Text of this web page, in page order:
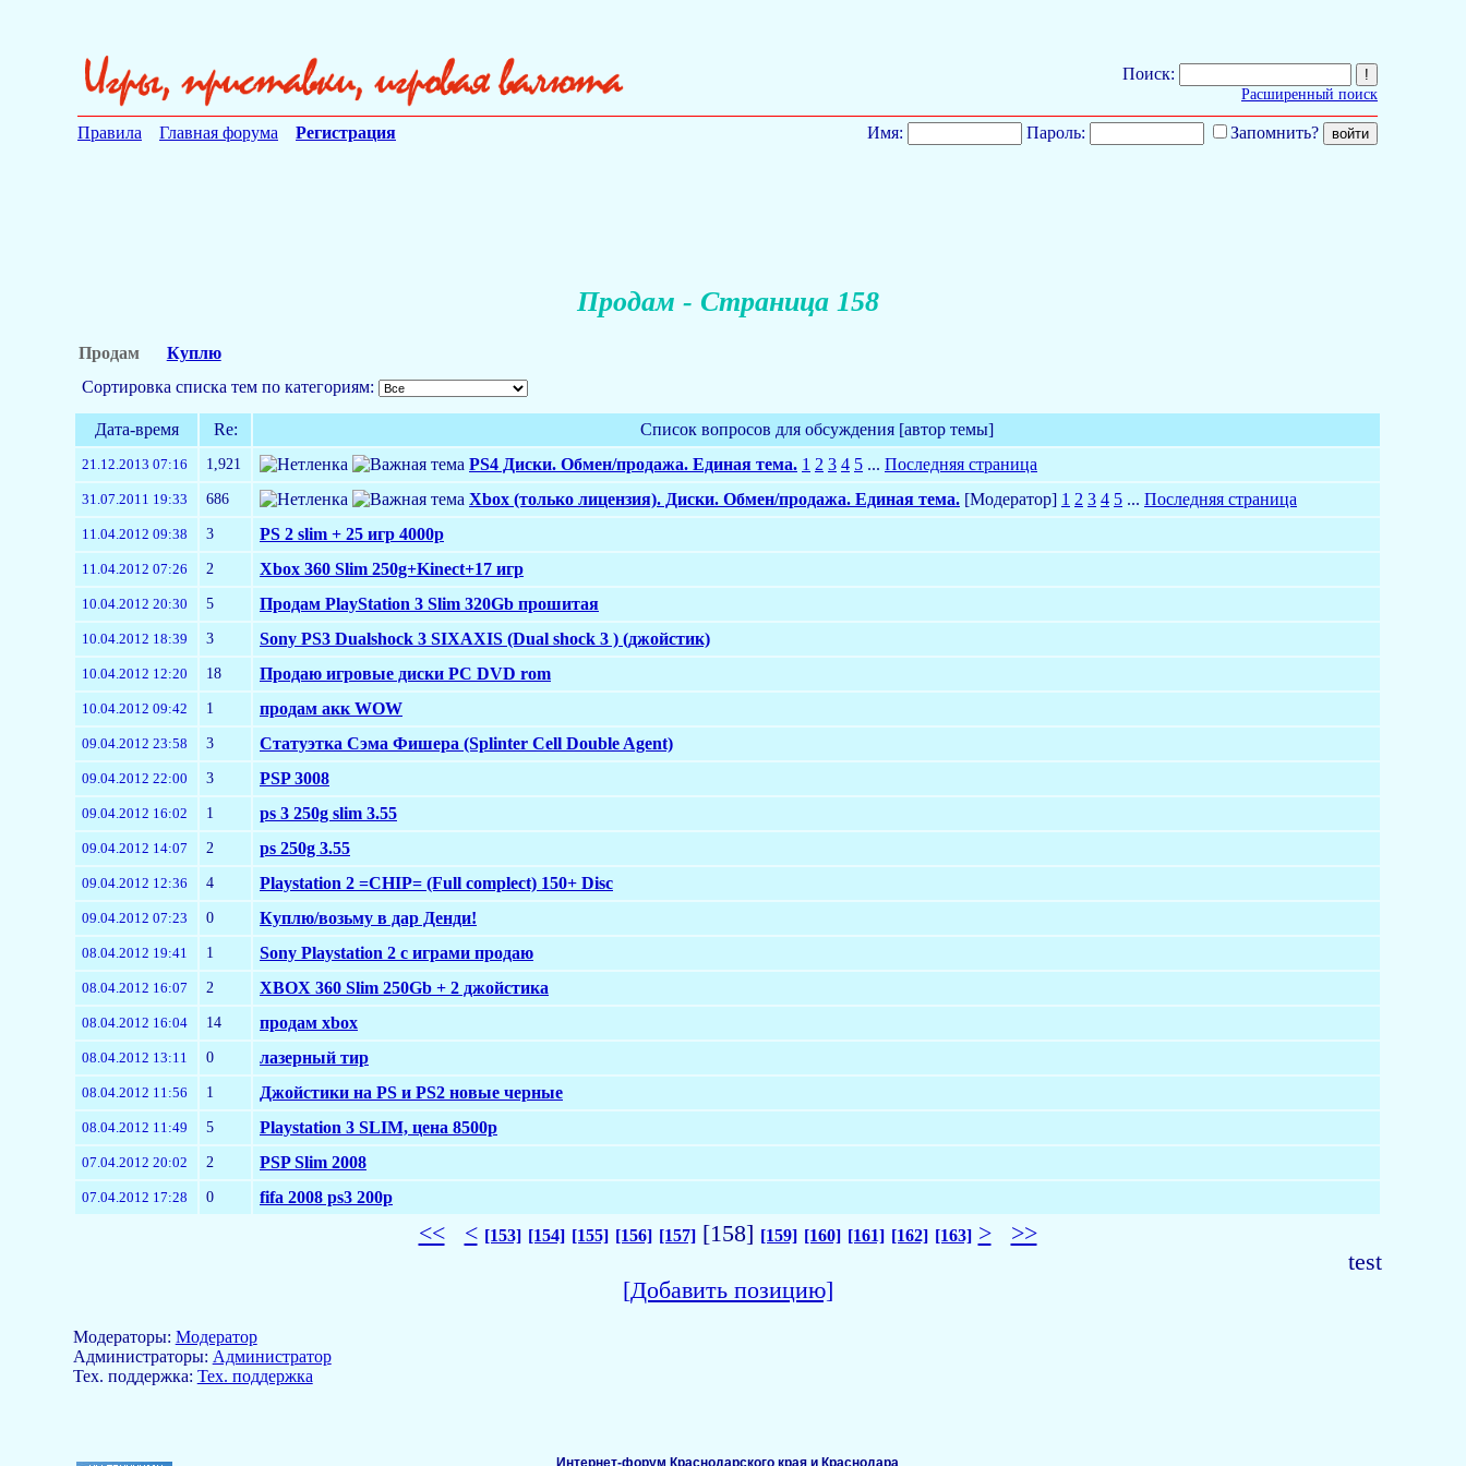
Поиск:
Расширенный поиск
Правила Главная форума Регистрация Имя: Пароль: Запомнить?
Продам - Страница 158
Продам
Куплю
Сортировка списка тем по категориям:
Дата-время Re: Список вопросов для обсуждения [автор темы]
21.12.2013 07:16 1,921 PS4 Диски. Обмен/продажа. Единая тема. 1 2 3 4 5 ... Последняя страница
31.07.2011 19:33 686 Xbox (только лицензия). Диски. Обмен/продажа. Единая тема. [Модератор] 1 2 3 4 5 ... Последняя страница
11.04.2012 09:38 3 PS 2 slim + 25 игр 4000р
11.04.2012 07:26 2 Xbox 360 Slim 250g+Kinect+17 игр
10.04.2012 20:30 5 Продам PlayStation 3 Slim 320Gb прошитая
10.04.2012 18:39 3 Sony PS3 Dualshock 3 SIXAXIS (Dual shock 3 ) (джойстик)
10.04.2012 12:20 18 Продаю игровые диски PC DVD rom
10.04.2012 09:42 1 продам акк WOW
09.04.2012 23:58 3 Статуэтка Сэма Фишера (Splinter Cell Double Agent)
09.04.2012 22:00 3 PSP 3008
09.04.2012 16:02 1 ps 3 250g slim 3.55
09.04.2012 14:07 2 ps 250g 3.55
09.04.2012 12:36 4 Playstation 2 =CHIP= (Full complect) 150+ Disc
09.04.2012 07:23 0 Куплю/возьму в дар Денди!
08.04.2012 19:41 1 Sony Playstation 2 с играми продаю
08.04.2012 16:07 2 XBOX 360 Slim 250Gb + 2 джойстика
08.04.2012 16:04 14 продам xbox
08.04.2012 13:11 0 лазерный тир
08.04.2012 11:56 1 Джойстики на PS и PS2 новые черные
08.04.2012 11:49 5 Playstation 3 SLIM, цена 8500р
07.04.2012 20:02 2 PSP Slim 2008
07.04.2012 17:28 0 fifa 2008 ps3 200р
<< < [153] [154] [155] [156] [157][158] [159] [160] [161] [162] [163] >
>>
test
[Добавить позицию]
Модераторы: Модератор
Aдминистраторы: Администратор
Тех. поддержка: Тех. поддержка
Интернет-форум Краснодарского края и Краснодара